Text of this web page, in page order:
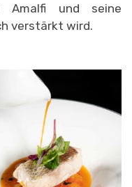
Amalfi und seine
verstärkt wird.